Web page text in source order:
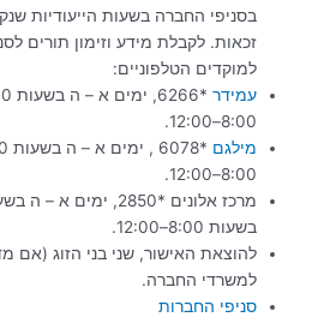
בסניפי החברה בשעות הייעודיות
זכאות. לקבלת מידע וזימון תורים
למוקדים הטלפוניים:
עמידר
8:00–12:00.
מילגם
8:00–12:00.
בשעות 8:00–12:00.
להוצאת האישור, שני בני הזוג (אם
למשרדי החברה.
סניפי החברות